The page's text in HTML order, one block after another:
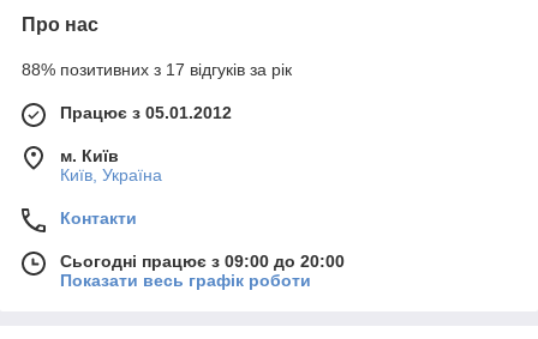
Про нас
88% позитивних з 17 відгуків за рік
Працює з 05.01.2012
м. Київ
Київ, Україна
Контакти
Сьогодні працює з 09:00 до 20:00
Показати весь графік роботи